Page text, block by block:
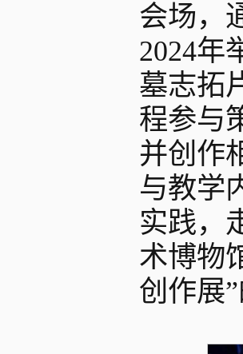
会场，
2024年
墓志拓
程参与
并创作
与教学
实践，
术博物
创作展